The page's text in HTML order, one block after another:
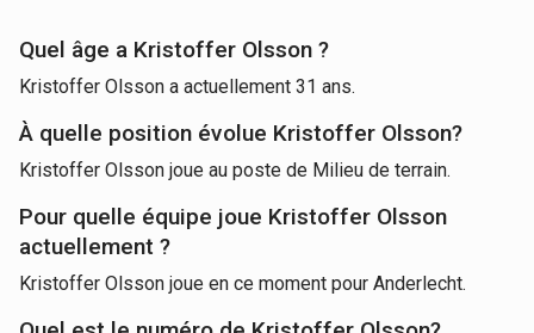
Quel âge a Kristoffer Olsson ?
Kristoffer Olsson a actuellement 31 ans.
À quelle position évolue Kristoffer Olsson?
Kristoffer Olsson joue au poste de Milieu de terrain.
Pour quelle équipe joue Kristoffer Olsson
actuellement ?
Kristoffer Olsson joue en ce moment pour Anderlecht.